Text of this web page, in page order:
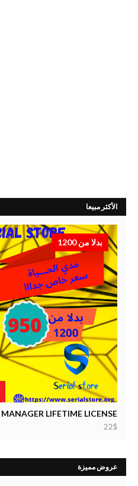
الأكثر مبيعا
بدلا من 1200
LIFETIME LICENSE
22$
عروض مميزة